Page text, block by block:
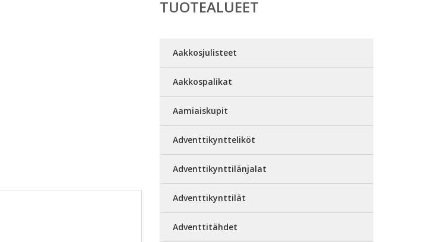
TUOTEALUEET
Aakkosjulisteet
Aakkospalikat
Aamiaiskupit
Adventtikyntteliköt
Adventtikynttilänjalat
Adventtikynttilät
Adventtitähdet